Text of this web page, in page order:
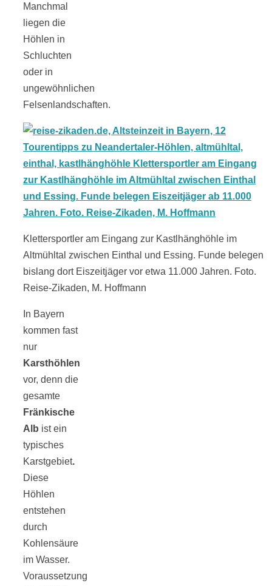
Manchmal
liegen die
Höhlen in
Schluchten
oder in
ungewöhnlichen
Felsenlandschaften.
Klettersportler am Eingang zur Kastlhänghöhle im
Altmühltal zwischen Einthal und Essing. Funde belegen
bislang dort Eiszeitjäger vor etwa 11.000 Jahren. Foto.
Reise-Zikaden, M. Hoffmann
In Bayern
kommen fast
nur
Karsthöhlen
vor, denn die
gesamte
Fränkische
Alb ist ein
typisches
Karstgebiet.
Diese
Höhlen
entstehen
durch
Kohlensäure
im Wasser.
Voraussetzung